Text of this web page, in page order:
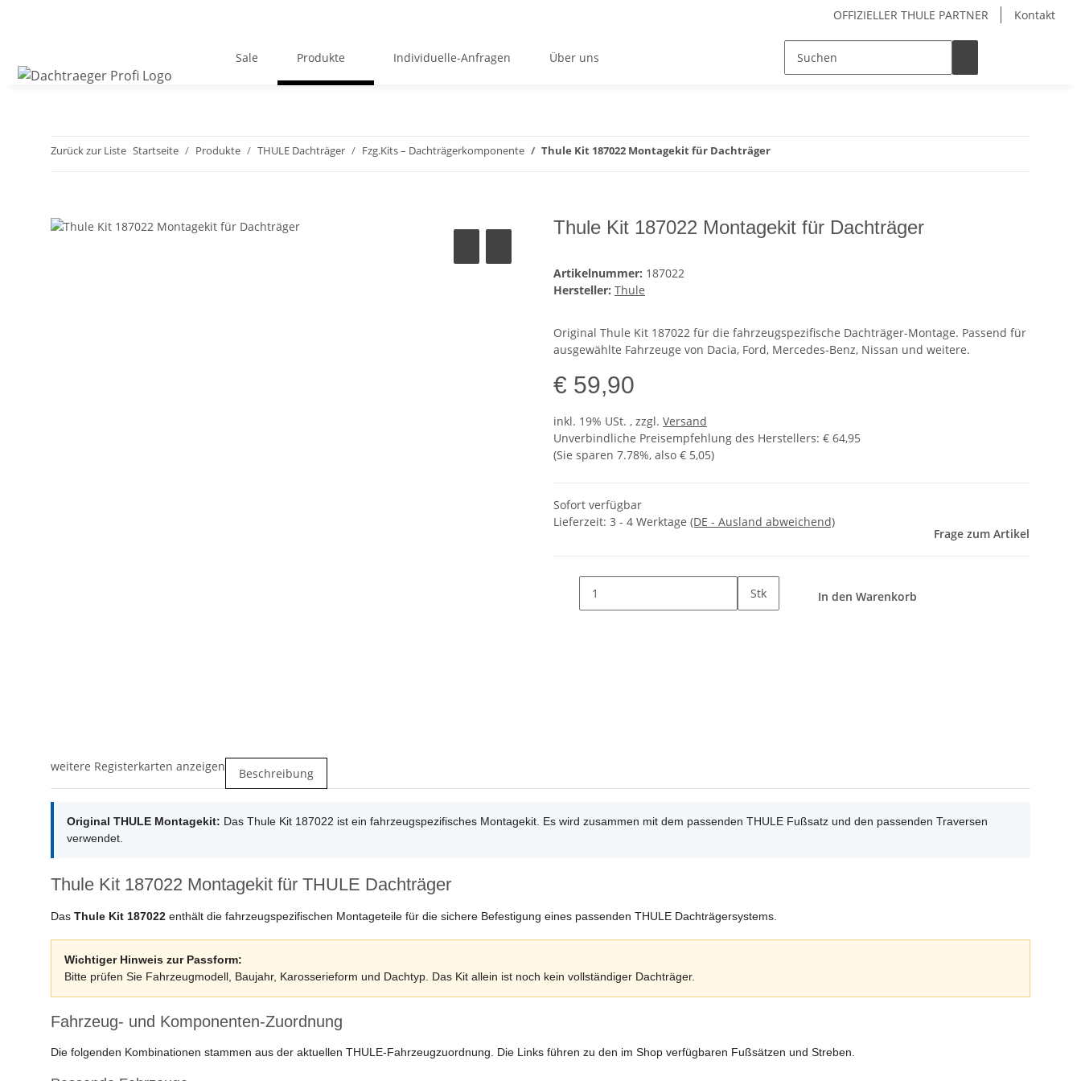
OFFIZIELLER THULE PARTNER Kontakt
Sale Produkte Individuelle-Anfragen Über uns
Zurück zur Liste Startseite Produkte THULE Dachträger Fzg.Kits – Dachträgerkomponente Thule Kit 187022 Montagekit für Dachträger
Thule Kit 187022 Montagekit für Dachträger
Artikelnummer: 187022
Hersteller: Thule
Original Thule Kit 187022 für die fahrzeugspezifische Dachträger-Montage. Passend für
ausgewählte Fahrzeuge von Dacia, Ford, Mercedes-Benz, Nissan und weitere.
€ 59,90
inkl. 19% USt. , zzgl. Versand
Unverbindliche Preisempfehlung des Herstellers: € 64,95
(Sie sparen 7.78%, also € 5,05)
Sofort verfügbar
Lieferzeit: 3 - 4 Werktage (DE - Ausland abweichend)
Frage zum Artikel
Stk In den Warenkorb
weitere Registerkarten anzeigen Beschreibung
Original THULE Montagekit: Das Thule Kit 187022 ist ein fahrzeugspezifisches Montagekit. Es wird zusammen mit dem passenden THULE Fußsatz und den passenden Traversen
verwendet.
Thule Kit 187022 Montagekit für THULE Dachträger
Das Thule Kit 187022 enthält die fahrzeugspezifischen Montageteile für die sichere Befestigung eines passenden THULE Dachträgersystems.
Wichtiger Hinweis zur Passform:
Bitte prüfen Sie Fahrzeugmodell, Baujahr, Karosserieform und Dachtyp. Das Kit allein ist noch kein vollständiger Dachträger.
Fahrzeug- und Komponenten-Zuordnung
Die folgenden Kombinationen stammen aus der aktuellen THULE-Fahrzeugzuordnung. Die Links führen zu den im Shop verfügbaren Fußsätzen und Streben.